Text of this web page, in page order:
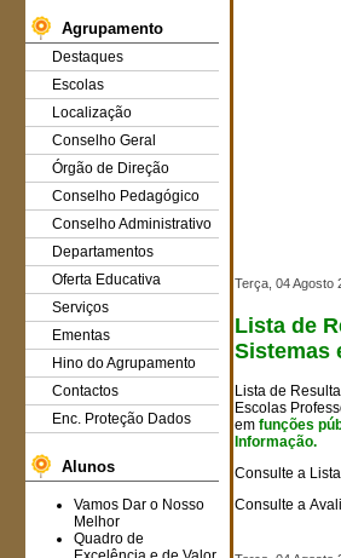
Agrupamento
Destaques
Escolas
Localização
Conselho Geral
Órgão de Direção
Conselho Pedagógico
Conselho Administrativo
Departamentos
Oferta Educativa
Serviços
Ementas
Hino do Agrupamento
Contactos
Enc. Proteção Dados
Alunos
Vamos Dar o Nosso
Melhor
Quadro de
Terça, 04 Agosto
Lista de
Sistemas
Lista de
Escolas
em funções
Informação.
Consulte a
Consulte a